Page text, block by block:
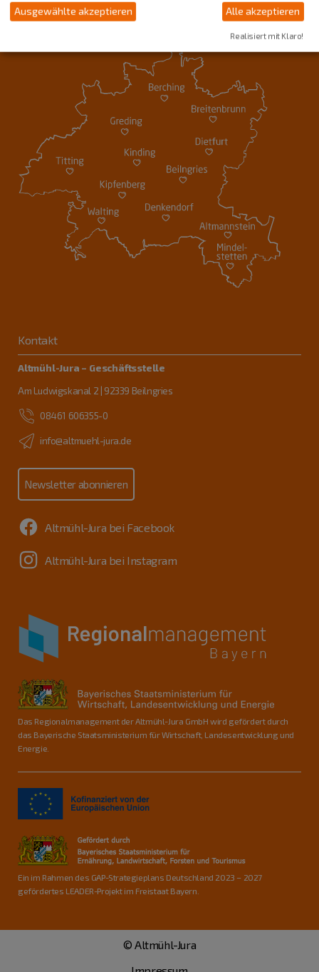
Kontakt
Altmühl-Jura – Geschäftsstelle
Am Ludwigskanal 2 | 92339 Beilngries
08461 606355-0
info@altmuehl-jura.de
Newsletter abonnieren
Altmühl-Jura bei Facebook
Altmühl-Jura bei Instagram
Das Regionalmanagement der Altmühl-Jura GmbH wird gefördert durch
das Bayerische Staatsministerium für Wirtschaft, Landesentwicklung und
Energie.
Ein im Rahmen des GAP-Strategieplans Deutschland 2023 – 2027
gefördertes LEADER-Projekt im Freistaat Bayern.
© Altmühl-Jura
Ausgewählte akzeptieren Alle akzeptieren
Realisiert mit Klaro!